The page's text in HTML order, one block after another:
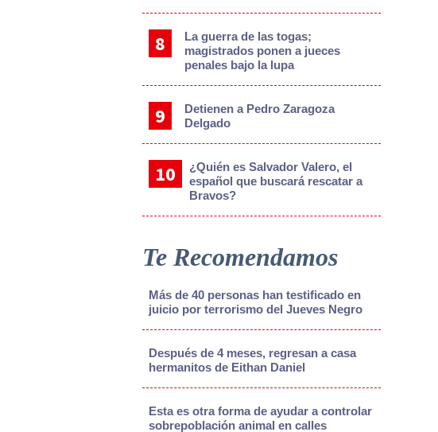
La guerra de las togas;
magistrados ponen a jueces
penales bajo la lupa
Detienen a Pedro Zaragoza
Delgado
¿Quién es Salvador Valero, el
español que buscará rescatar a
Bravos?
Te Recomendamos
Más de 40 personas han testificado en
juicio por terrorismo del Jueves Negro
Después de 4 meses, regresan a casa
hermanitos de Eithan Daniel
Esta es otra forma de ayudar a controlar
sobrepoblación animal en calles